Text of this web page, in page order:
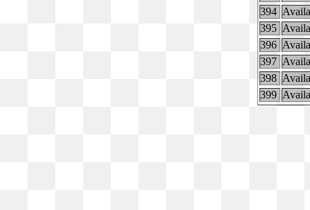
394
395
396
397
398
399